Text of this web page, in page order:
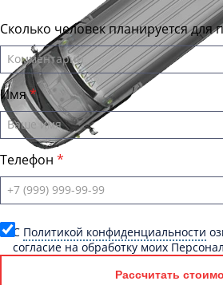
Сколько человек планируется для
Имя
Телефон
C Политикой конфиденциальности
согласие на обработку моих
Рассчитать